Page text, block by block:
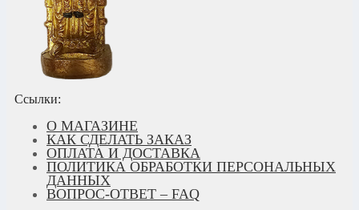
Ссылки:
О МАГАЗИНЕ
КАК СДЕЛАТЬ ЗАКАЗ
ОПЛАТА И ДОСТАВКА
ПОЛИТИКА ОБРАБОТКИ ПЕРСОНАЛЬНЫХ
ДАННЫХ
ВОПРОС-ОТВЕТ – FAQ